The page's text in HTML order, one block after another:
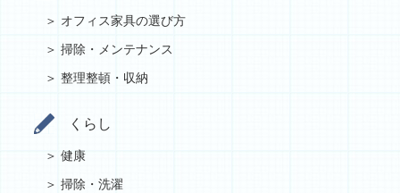
オフィス家具の選び方
掃除・メンテナンス
整理整頓・収納
くらし
健康
掃除・洗濯